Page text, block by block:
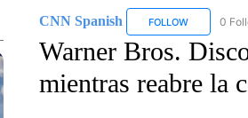
CNN Spanish FOLLOWFOLLOW
0
Warner Bros.
mientras reabre la